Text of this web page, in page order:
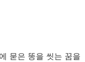
묻은 똥을 씻는 꿈을